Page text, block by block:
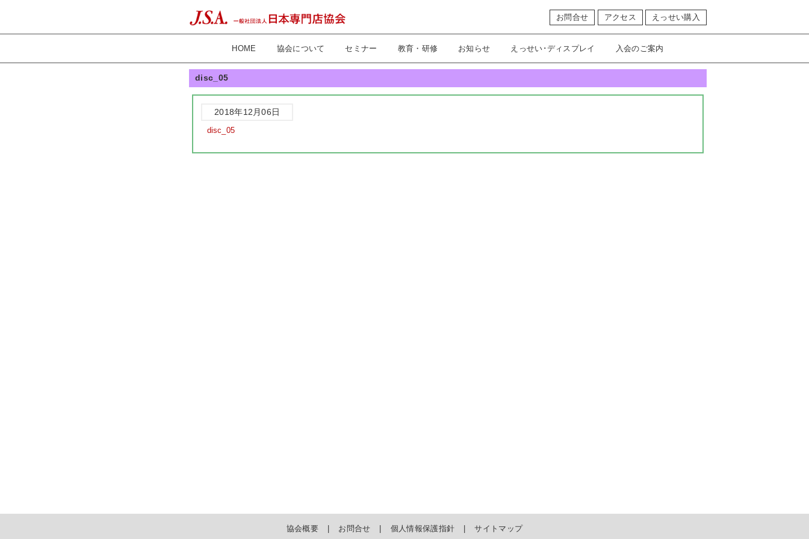
お問合せ アクセス えっせい購入
HOME 協会について セミナー 教育・研修 お知らせ えっせい･ディスプレイ 入会のご案内
disc_05
2018年12月06日
disc_05
協会概要 お問合せ 個人情報保護指針 サイトマップ